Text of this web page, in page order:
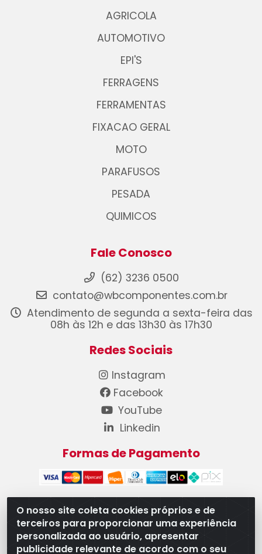
O nosso site coleta cookies próprios e de
terceiros para proporcionar uma experiência
personalizada ao usuário, apresentar
publicidade relevante de acordo com o seu
AGRICOLA
AUTOMOTIVO
EPI'S
FERRAGENS
FERRAMENTAS
FIXACAO GERAL
MOTO
PARAFUSOS
PESADA
QUIMICOS
Fale Conosco
(62) 3236 0500
contato@wbcomponentes.com.br
Atendimento de segunda a sexta-feira das
08h às 12h e das 13h30 às 17h30
Redes Sociais
Instagram
Facebook
YouTube
Linkedin
Formas de Pagamento
WB Componentes Automotivos LTDA - CNPJ
08.528.393/0001-12 - Rua do Níquel, 667 - Parque
Oeste Industrial, Goiânia/GO - CEP 74375-660